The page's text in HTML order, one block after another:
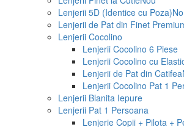
Lenjerii 5D (Identice cu Poza)
Lenjerii de Pat din Finet
Lenjerii Cocolino
Lenjerii Cocolino 6 Piese
Lenjerii Cocolino cu
Lenjerii de Pat din Catifea
Lenjerii Cocolino Pat 1
Lenjerii Blanita Iepure
Lenjerii Pat 1 Persoana
Lenjerie Copii + Pilota +